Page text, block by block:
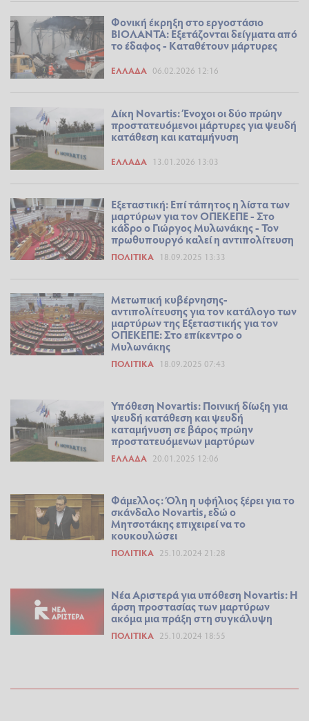
Φονική έκρηξη στο εργοστάσιο
ΒΙΟΛΑΝΤΑ: Εξετάζονται δείγματα από
το έδαφος - Καταθέτουν μάρτυρες
ΕΛΛΆΔΑ 06.02.2026 12:16
Δίκη Novartis: Ένοχοι οι δύο πρώην
προστατευόμενοι μάρτυρες για ψευδή
κατάθεση και καταμήνυση
ΕΛΛΆΔΑ 13.01.2026 13:03
Εξεταστική: Επί τάπητος η λίστα των
μαρτύρων για τον ΟΠΕΚΕΠΕ - Στο
κάδρο ο Γιώργος Μυλωνάκης - Τον
πρωθυπουργό καλεί η αντιπολίτευση
ΠΟΛΙΤΙΚΆ 18.09.2025 13:33
Μετωπική κυβέρνησης-
αντιπολίτευσης για τον κατάλογο των
μαρτύρων της Εξεταστικής για τον
ΟΠΕΚΕΠΕ: Στο επίκεντρο ο
Μυλωνάκης
ΠΟΛΙΤΙΚΆ 18.09.2025 07:43
Υπόθεση Novartis: Ποινική δίωξη για
ψευδή κατάθεση και ψευδή
καταμήνυση σε βάρος πρώην
προστατευόμενων μαρτύρων
ΕΛΛΆΔΑ 20.01.2025 12:06
Φάμελλος: Όλη η υφήλιος ξέρει για το
σκάνδαλο Novartis, εδώ ο
Μητσοτάκης επιχειρεί να το
κουκουλώσει
ΠΟΛΙΤΙΚΆ 25.10.2024 21:28
Νέα Αριστερά για υπόθεση Novartis: Η
άρση προστασίας των μαρτύρων
ακόμα μια πράξη στη συγκάλυψη
ΠΟΛΙΤΙΚΆ 25.10.2024 18:55